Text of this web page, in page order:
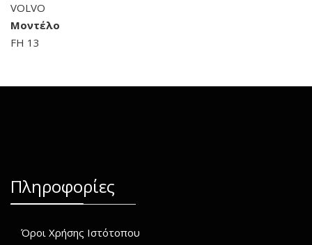
VOLVO
Μοντέλο
FH 13
Πληροφορίες
Όροι Χρήσης Ιστότοπου